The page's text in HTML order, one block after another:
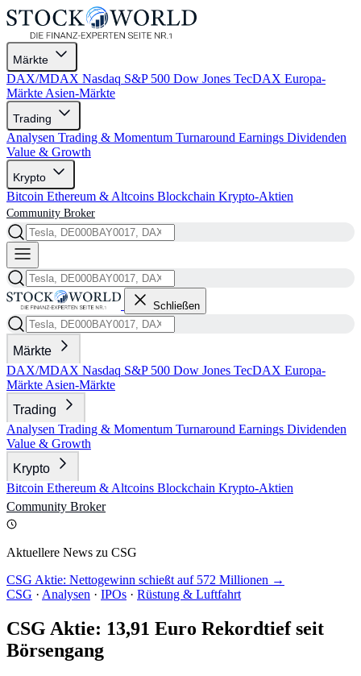
Märkte
DAX/MDAX Nasdaq S&P 500 Dow Jones TecDAX Europa-
Märkte Asien-Märkte
Trading
Analysen Trading & Momentum Turnaround Earnings Dividenden
Value & Growth
Krypto
Bitcoin Ethereum & Altcoins Blockchain Krypto-Aktien
Community Broker
Schließen
Märkte
DAX/MDAX Nasdaq S&P 500 Dow Jones TecDAX Europa-
Märkte Asien-Märkte
Trading
Analysen Trading & Momentum Turnaround Earnings Dividenden
Value & Growth
Krypto
Bitcoin Ethereum & Altcoins Blockchain Krypto-Aktien
Community Broker
Aktuellere News zu CSG
CSG Aktie: Nettogewinn schießt auf 572 Millionen →
CSG · Analysen · IPOs · Rüstung & Luftfahrt
CSG Aktie: 13,91 Euro Rekordtief seit
Börsengang